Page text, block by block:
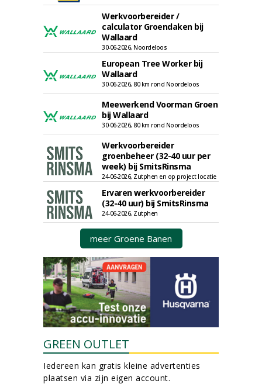
Werkvoorbereider /
calculator Groendaken bij
Wallaard
30-06-2026, Noordeloos
European Tree Worker bij
Wallaard
30-06-2026, 80 km rond Noordeloos
Meewerkend Voorman Groen
bij Wallaard
30-06-2026, 80 km rond Noordeloos
Werkvoorbereider
groenbeheer (32-40 uur per
week) bij SmitsRinsma
24-06-2026, Zutphen en op project locatie
Ervaren werkvoorbereider
(32-40 uur) bij SmitsRinsma
24-06-2026, Zutphen
meer Groene Banen
GREEN OUTLET
Iedereen kan gratis kleine advertenties
plaatsen via zijn eigen account.